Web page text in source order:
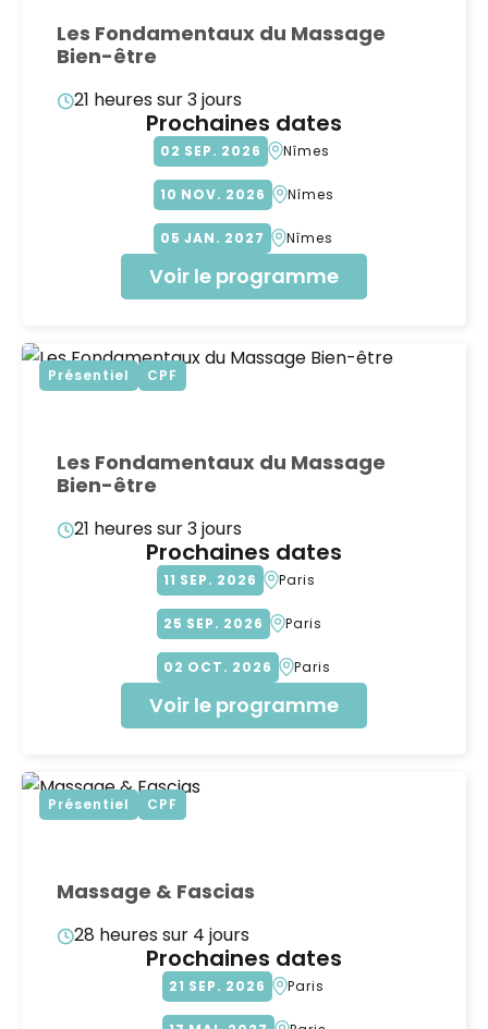
Les Fondamentaux du Massage
Bien-être
21 heures sur 3 jours
Prochaines dates
02 SEP 2026 Nîmes
10 NOV 2026 Nîmes
05 JAN 2027 Nîmes
Voir le programme
Présentiel CPF
Les Fondamentaux du Massage
Bien-être
21 heures sur 3 jours
Prochaines dates
11 SEP 2026 Paris
25 SEP 2026 Paris
02 OCT 2026 Paris
Voir le programme
Présentiel CPF
Massage & Fascias
28 heures sur 4 jours
Prochaines dates
21 SEP 2026 Paris